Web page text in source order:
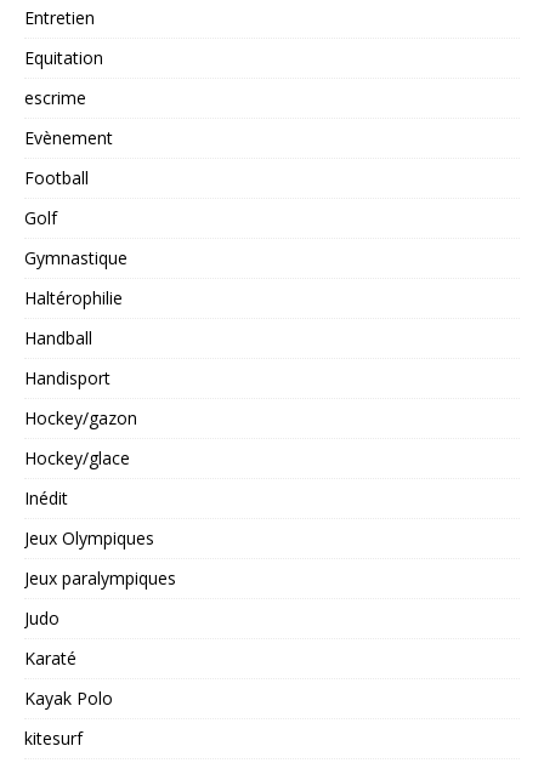
Entretien
Equitation
escrime
Evènement
Football
Golf
Gymnastique
Haltérophilie
Handball
Handisport
Hockey/gazon
Hockey/glace
Inédit
Jeux Olympiques
Jeux paralympiques
Judo
Karaté
Kayak Polo
kitesurf